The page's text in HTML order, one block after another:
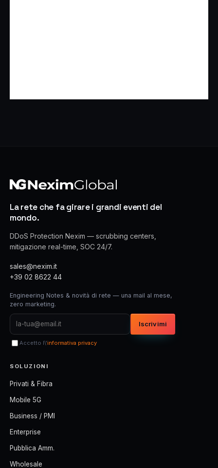
La rete che fa girare i grandi eventi del
mondo.
DDoS Protection Nexim — scrubbing centers,
mitigazione real-time, SOC 24/7.
sales@nexim.it
+39 02 8622 44
Engineering Notes & novità di rete — una mail al mese,
zero marketing.
Iscrivimi
Accetto l\'informativa privacy
SOLUZIONI
Privati & Fibra
Mobile 5G
Business / PMI
Enterprise
Pubblica Amm.
Wholesale